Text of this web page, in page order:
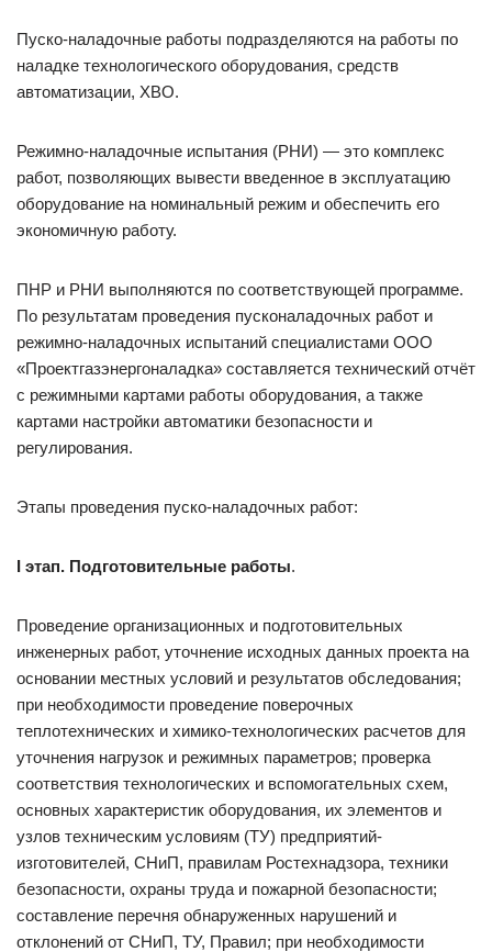
Пуско-наладочные работы подразделяются на работы по
наладке технологического оборудования, средств
автоматизации, ХВО.
Режимно-наладочные испытания (РНИ) — это комплекс
работ, позволяющих вывести введенное в эксплуатацию
оборудование на номинальный режим и обеспечить его
экономичную работу.
ПНР и РНИ выполняются по соответствующей программе.
По результатам проведения пусконаладочных работ и
режимно-наладочных испытаний специалистами ООО
«Проектгазэнергоналадка» составляется технический отчёт
с режимными картами работы оборудования, а также
картами настройки автоматики безопасности и
регулирования.
Этапы проведения пуско-наладочных работ:
I этап. Подготовительные работы.
Проведение организационных и подготовительных
инженерных работ, уточнение исходных данных проекта на
основании местных условий и результатов обследования;
при необходимости проведение поверочных
теплотехнических и химико-технологических расчетов для
уточнения нагрузок и режимных параметров; проверка
соответствия технологических и вспомогательных схем,
основных характеристик оборудования, их элементов и
узлов техническим условиям (ТУ) предприятий-
изготовителей, СНиП, правилам Ростехнадзора, техники
безопасности, охраны труда и пожарной безопасности;
составление перечня обнаруженных нарушений и
отклонений от СНиП, ТУ, Правил; при необходимости